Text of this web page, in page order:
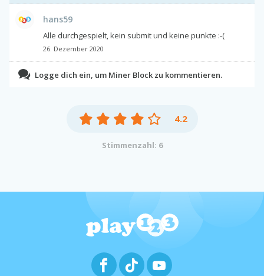
hans59
Alle durchgespielt, kein submit und keine punkte :-(
26. Dezember 2020
Logge dich ein, um Miner Block zu kommentieren.
4.2
Stimmenzahl: 6